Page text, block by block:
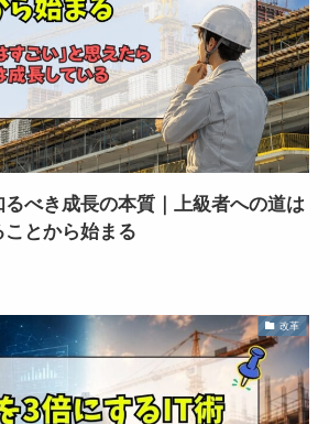
べき成長の本質｜上級者への道は
とから始まる
改革